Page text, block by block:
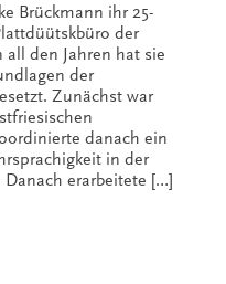
Brückmann ihr 25-
der
den Jahren hat sie
der
Zunächst war
danach ein
in der
erarbeitete […]